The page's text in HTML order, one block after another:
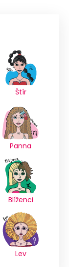
Štír
Panna
Blíženci
Lev